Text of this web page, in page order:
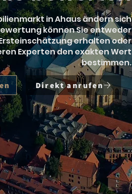
in Ahaus ändern sich
können Sie entweder
erhalten oder
Experten den exakten Wert
bestimmen.
Direkt anrufen